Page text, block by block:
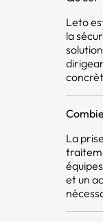
Leto
la
La
et un